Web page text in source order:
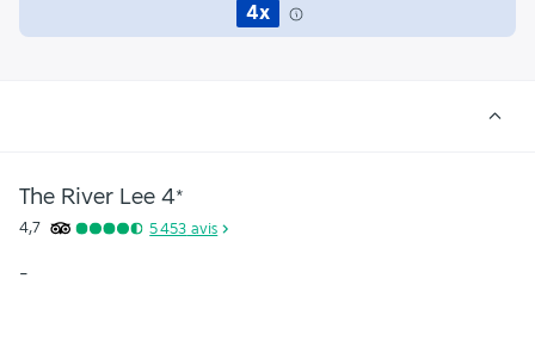
4x
The River Lee 4*
4,7 5 453 avis
-